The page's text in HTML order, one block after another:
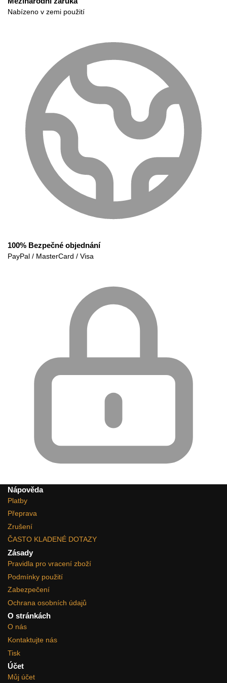
Nabízeno v zemi použití
100% Bezpečné objednání
PayPal / MasterCard / Visa
Nápověda
Platby
Přeprava
Zrušení
ČASTO KLADENÉ DOTAZY
Zásady
Pravidla pro vracení zboží
Podmínky použití
Zabezpečení
Ochrana osobních údajů
O stránkách
O nás
Kontaktujte nás
Tisk
Účet
Můj účet